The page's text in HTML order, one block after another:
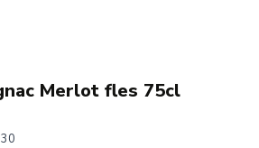
Merlot fles 75cl